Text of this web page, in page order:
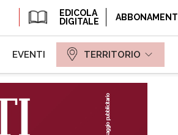
EDICOLA
DIGITALE
ABBONAMENTI
EVENTI TERRITORIO